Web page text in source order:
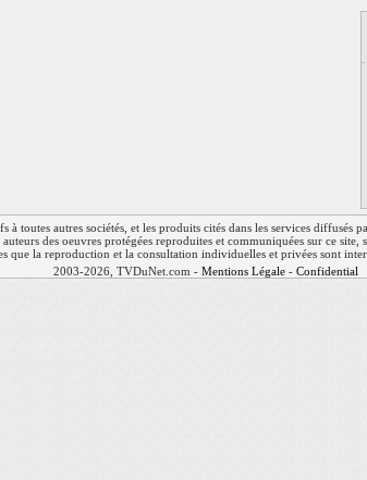
toutes autres sociétés, et les produits cités dans les services diffusés
des oeuvres protégées reproduites et communiquées sur ce site,
que la reproduction et la consultation individuelles et privées sont
2003-2026, TVDuNet.com - Mentions Légale - Confidentialité